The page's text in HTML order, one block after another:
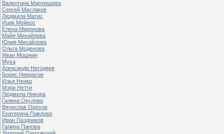
Валентина Мартюшева
Сергей Маслаков
Людмила Матис
Ицик Мейерс
Елена Миронова
Майя Михайлова
Юлия Михайлова
Ольга Моденова
Иван Мошнин
Муха
Александр Негодяев
Борис Некрасов
Илья Ненко
Мэри Нетти
Людмила Никора
Галина Окулова
Вячеслав Орехов
Екатерина Павлова
Иван Паздников
Галина Панова